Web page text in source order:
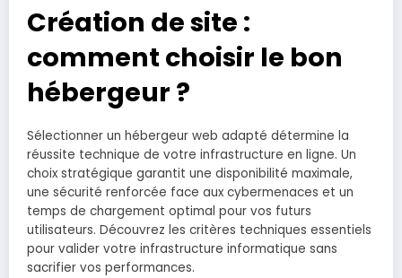
Création de site :
comment choisir le bon
hébergeur ?
Sélectionner un hébergeur web adapté détermine la
réussite technique de votre infrastructure en ligne. Un
choix stratégique garantit une disponibilité maximale,
une sécurité renforcée face aux cybermenaces et un
temps de chargement optimal pour vos futurs
utilisateurs. Découvrez les critères techniques essentiels
pour valider votre infrastructure informatique sans
sacrifier vos performances.